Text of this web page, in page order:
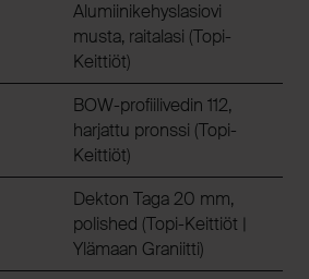
Alumiinikehyslasiovi
musta, raitalasi (Topi-
Keittiöt)
BOW-profiilivedin 112,
harjattu pronssi (Topi-
Keittiöt)
Dekton Taga 20 mm,
polished (Topi-Keittiöt |
Ylämaan Graniitti)